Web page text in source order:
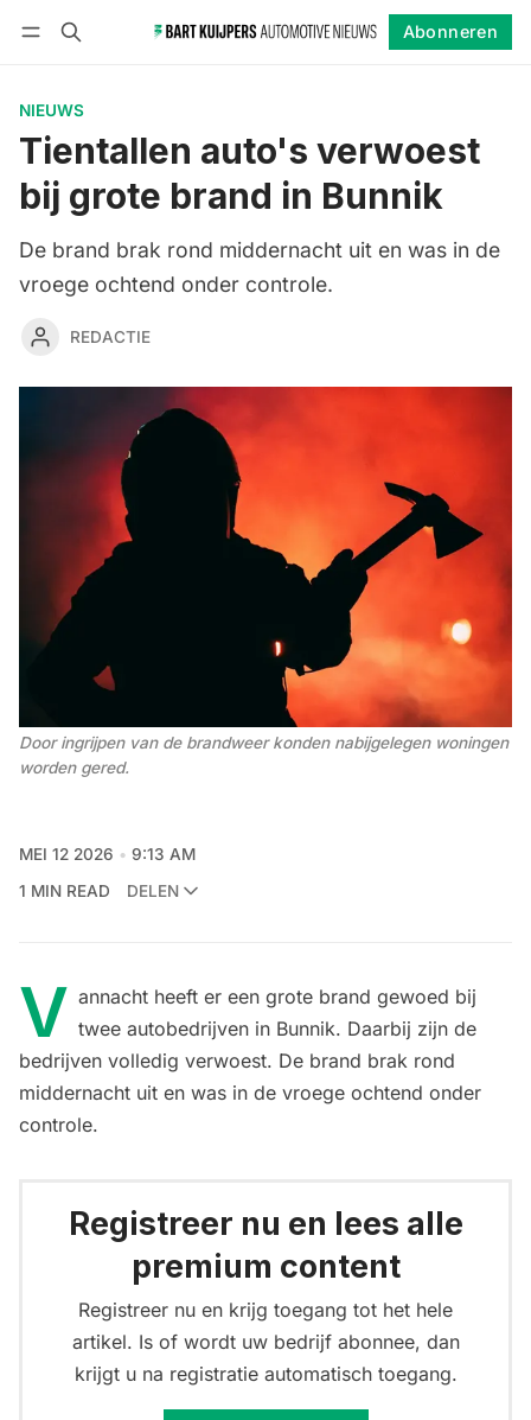
Abonneren
NIEUWS
Tientallen auto's verwoest
bij grote brand in Bunnik
De brand brak rond middernacht uit en was in de
vroege ochtend onder controle.
REDACTIE
Door ingrijpen van de brandweer konden nabijgelegen woningen
worden gered.
MEI 12 2026
9:13 AM
1 MIN READ
DELEN
V annacht heeft er een grote brand gewoed bij
twee autobedrijven in Bunnik. Daarbij zijn de
bedrijven volledig verwoest. De brand brak rond
middernacht uit en was in de vroege ochtend onder
controle.
Registreer nu en lees alle
premium content
Registreer nu en krijg toegang tot het hele
artikel. Is of wordt uw bedrijf abonnee, dan
krijgt u na registratie automatisch toegang.